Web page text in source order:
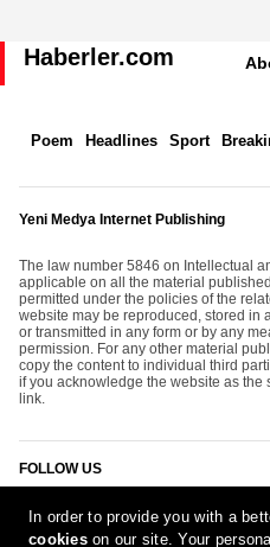
Haberler.com
Poem Headlines Sport
Yeni Medya Internet Publishing
The law number 5846 on Intellectual
applicable on all the material
permitted under the policies of the
website may be reproduced, stored in
or transmitted in any form or by any
permission. For any other material
copy the content to individual third
if you acknowledge the website as the
link.
FOLLOW US
In order to provide you with a
cookieson our site. Your